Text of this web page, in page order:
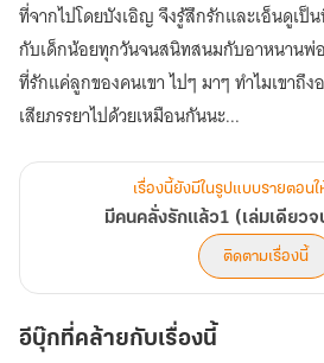
ที่จากไปโดยบังเอิญ จึงรู้สึกรักและเอ็นดูเป็
กับเด็กน้อยทุกวันจนสนิทสนมกับอาหนานพ่
ที่รักแค่ลูกของคนเขา ไปๆ มาๆ ทำไมเขาถึ
เสียภรรยาไปด้วยเหมือนกันนะ...
เรื่องนี้ยังมีในรูปแบบรายตอน
มีคนคลั่งรักแล้ว1 (เล่มเดียว
ติดตามเรื่องนี้
อีบุ๊กที่คล้ายกับเรื่องนี้